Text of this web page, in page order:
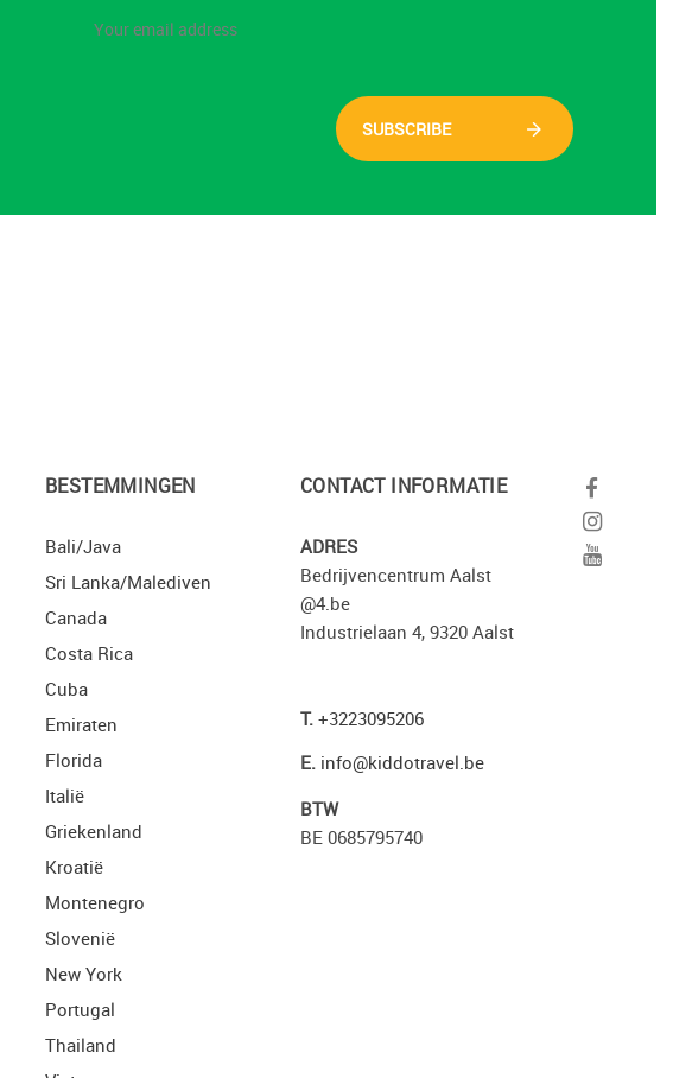
SUBSCRIBE
BESTEMMINGEN
Bali/Java
Sri Lanka/Malediven
Canada
Costa Rica
Cuba
Emiraten
Florida
Italië
Griekenland
Kroatië
Montenegro
Slovenië
New York
Portugal
Thailand
CONTACT INFORMATIE
ADRES
Bedrijvencentrum Aalst
@4.be
Industrielaan 4, 9320 Aalst
T. +3223095206
E. info@kiddotravel.be
BTW
BE 0685795740